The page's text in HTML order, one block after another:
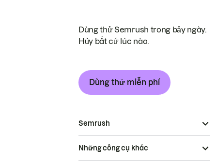
Dùng thử Semrush trong bảy ngày.
Hủy bất cứ lúc nào.
Dùng thử miễn phí
Semrush
Những công cụ khác